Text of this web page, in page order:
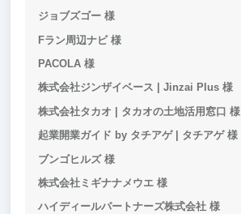
ジョブズゴー 様
Fラン周辺ナビ 様
PACOLA 様
株式会社ジンザイベース | Jinzai Plus 様
株式会社タカオ | タカオの土地活用窓口 様
起業開業ガイド by タチアゲ | タチアゲ 様
ブンゴヒルズ 様
株式会社ミギナナメウエ 様
ハイディールパートナーズ株式会社 様